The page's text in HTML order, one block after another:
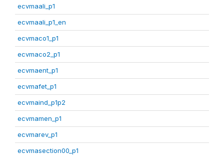
ecvmaali_p1
ecvmaali_p1_en
ecvmaco1_p1
ecvmaco2_p1
ecvmaent_p1
ecvmafet_p1
ecvmaind_p1p2
ecvmamen_p1
ecvmarev_p1
ecvmasection00_p1